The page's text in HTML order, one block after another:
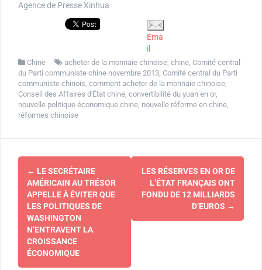
Agence de Presse Xinhua
Ema
il
Chine acheter de la monnaie chinoise, chine, Comité central
du Parti communiste chine novembre 2013, Comité central du Parti
communiste chinois, comment acheter de la monnaie chinoise,
Conseil des Affaires d'État chine, convertibilité du yuan en or,
nouvelle politique économique chine, nouvelle réforme en chine,
réformes chinoise
Navigation
d'article
← LE SECRÉTAIRE
AMÉRICAIN AU TRÉSOR
APPELLE À ÉVITER QUE
LES POLITIQUES DE
WASHINGTON
N’ENTRAVENT LA
CROISSANCE
ÉCONOMIQUE
LES RÉSERVES EN OR DE
L’ÉTAT FRANÇAIS ONT
FONDU DE 12 MILLIARDS
D’EUROS →